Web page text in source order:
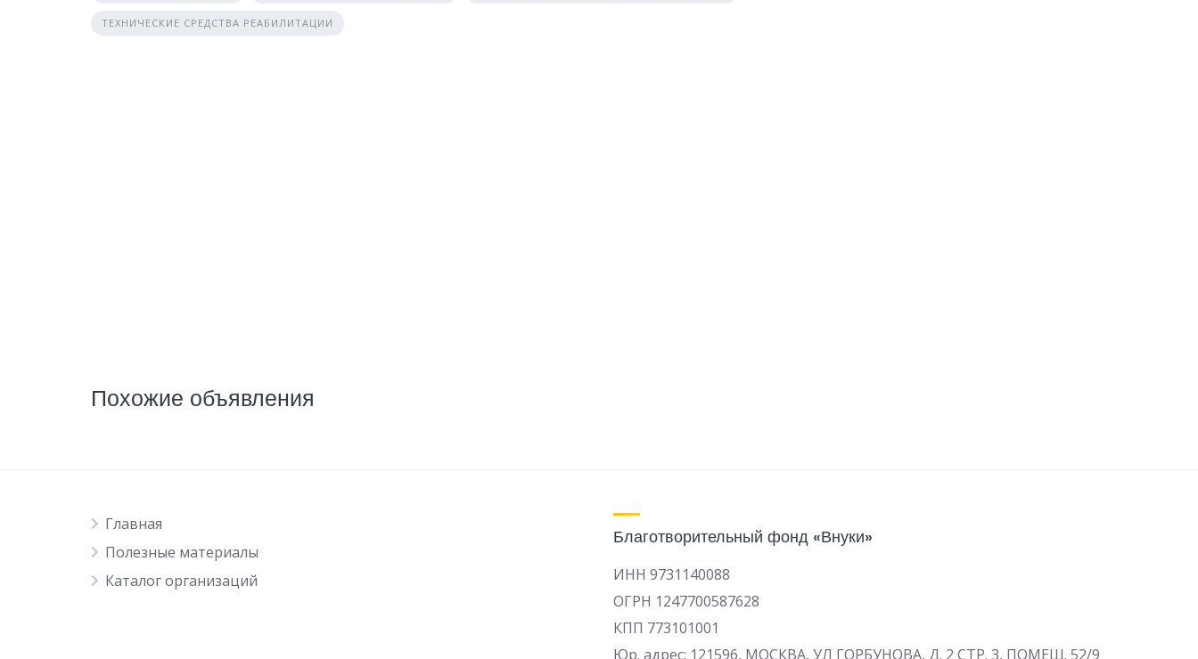
ТЕХНИЧЕСКИЕ СРЕДСТВА РЕАБИЛИТАЦИИ
Похожие объявления
Главная
Полезные материалы
Каталог организаций
Благотворительный фонд «Внуки»
ИНН 9731140088
ОГРН 1247700587628
КПП 773101001
Юр. адрес: 121596, МОСКВА, УЛ ГОРБУНОВА, Д. 2 СТР. 3, ПОМЕЩ. 52/9